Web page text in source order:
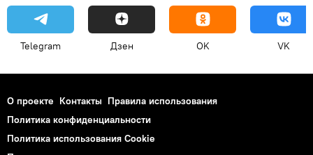
Telegram Дзен OK VK
О проекте Контакты Правила использования
Политика конфиденциальности
Политика использования Cookie